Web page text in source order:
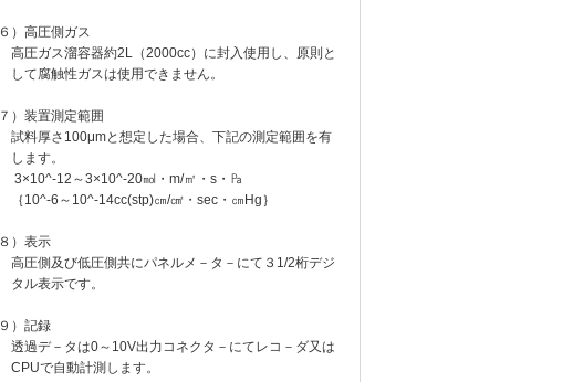
６）高圧側ガス
高圧ガス溜容器約2L（2000cc）に封入使用し、原則と
して腐触性ガスは使用できません。
７）装置測定範囲
試料厚さ100μmと想定した場合、下記の測定範囲を有
します。
3×10^-12～3×10^-20㏖・m/㎡・s・㎩
｛10^-6～10^-14cc(stp)㎝/㎠・sec・㎝Hg｝
８）表示
高圧側及び低圧側共にパネルメ－タ－にて３1/2桁デジ
タル表示です。
９）記録
透過デ－タは0～10V出力コネクタ－にてレコ－ダ又は
CPUで自動計測します。